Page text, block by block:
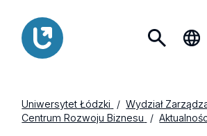
Uniwersytet Łódzki
Wydział
Centrum Rozwoju Biznesu